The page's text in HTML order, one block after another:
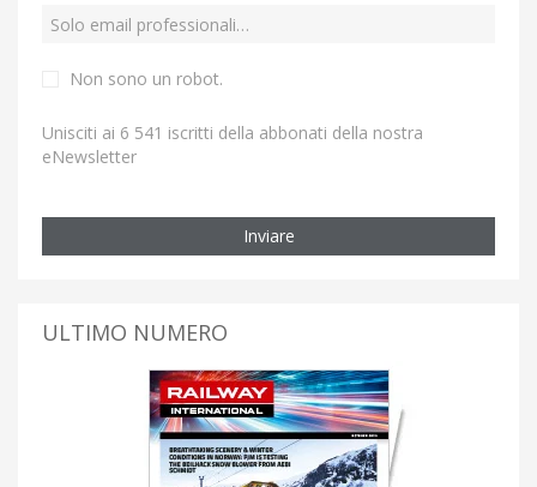
Non sono un robot.
Unisciti ai 6 541 iscritti della abbonati della nostra
eNewsletter
Inviare
ULTIMO NUMERO